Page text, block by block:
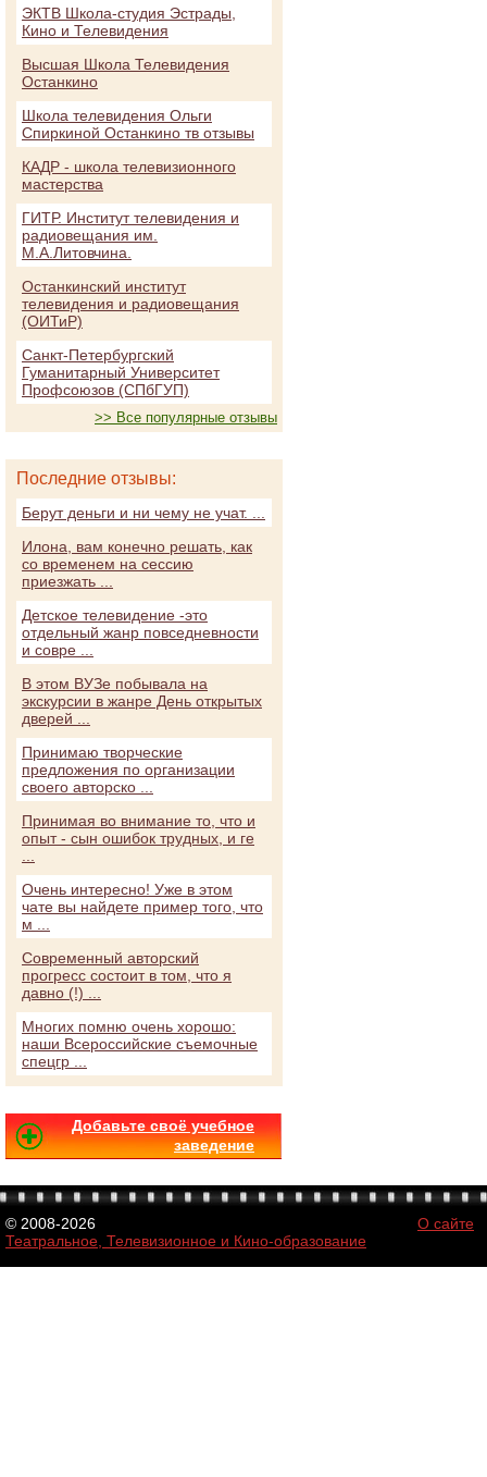
ЭКТВ Школа-студия Эстрады,
Кино и Телевидения
Высшая Школа Телевидения
Останкино
Школа телевидения Ольги
Спиркиной Останкино тв отзывы
КАДР - школа телевизионного
мастерства
ГИТР. Институт телевидения и
радиовещания им.
М.А.Литовчина.
Останкинский институт
телевидения и радиовещания
(ОИТиР)
Санкт-Петербургский
Гуманитарный Университет
Профсоюзов (СПбГУП)
>> Все популярные отзывы
Последние отзывы:
Берут деньги и ни чему не учат. ...
Илона, вам конечно решать, как
со временем на сессию
приезжать ...
Детское телевидение -это
отдельный жанр повседневности
и совре ...
В этом ВУЗе побывала на
экскурсии в жанре День открытых
дверей ...
Принимаю творческие
предложения по организации
своего авторско ...
Принимая во внимание то, что и
опыт - сын ошибок трудных, и ге
Очень интересно! Уже в этом
чате вы найдете пример того, что
м ...
Современный авторский
прогресс состоит в том, что я
давно (!) ...
Многих помню очень хорошо:
наши Всероссийские съемочные
спецгр ...
Добавьте своё учебное
заведение
© 2008-2026
Театральное, Телевизионное и Кино-образование
О сайте